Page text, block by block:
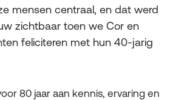
mensen centraal, en dat werd
zichtbaar toen we Cor en
feliciteren met hun 40-jarig
80 jaar aan kennis, ervaring en